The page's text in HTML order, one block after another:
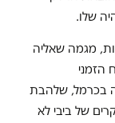
שלו.
מגמה שאליה
הזמני
בכרמל, שלהבת
של ביבי לא